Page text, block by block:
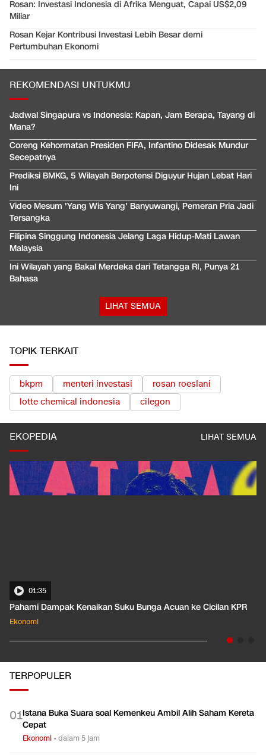
Rosan: Investasi Indonesia di Afrika Menguat, Capai US$2,09
Miliar
Rosan Kejar Kontribusi Investasi Lebih Besar demi
Pertumbuhan Ekonomi
REKOMENDASI UNTUKMU
Jadwal Singapura vs Indonesia: Kapan, Jam Berapa, Tayang di
Mana?
Coreng Kehormatan Presiden FIFA, Infantino Didesak Mundur
Secepatnya
Prediksi BMKG, 5 Wilayah Berpotensi Diguyur Hujan Lebat Hari
Ini
Video Mesum 'Yang Wis Yang' Banyuwangi, Pemeran Pria Jadi
Tersangka
Filipina Singgung Indonesia Jelang Laga Hidup-Mati Lawan
Malaysia
Ini Wilayah yang Bakal Merdeka dari Tetangga RI, Punya 21
Bahasa
LIHAT SEMUA
TOPIK TERKAIT
bkpm menteri investasi
rosan roeslani
lotte chemical indonesia
cilegon
EKOPEDIA LIHAT SEMUA
01:35
Pahami Dampak Kenaikan Suku Bunga Acuan ke Cicilan KPR
Ekonomi
TERPOPULER
01Istana Buka Suara soal Kemenkeu Ambil Alih Saham Kereta
Cepat
Ekonomi •dalam 5 jam